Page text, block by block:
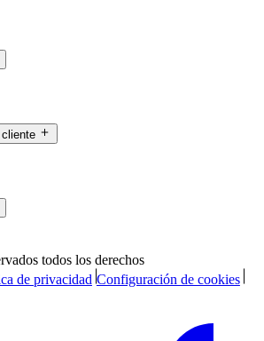
todos los derechos
de privacidad Configuración de cookies